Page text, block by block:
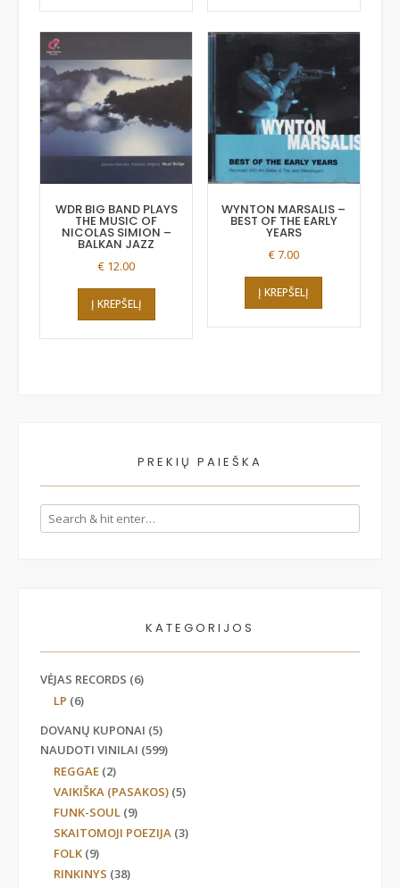
WDR BIG BAND PLAYS
THE MUSIC OF
NICOLAS SIMION –
BALKAN JAZZ
€ 12.00
Į KREPŠELĮ
WYNTON MARSALIS ‎–
BEST OF THE EARLY
YEARS
€7.00
Į KREPŠELĮ
PREKIŲ PAIEŠKA
KATEGORIJOS
VĖJAS RECORDS (6)
LP (6)
DOVANŲ KUPONAI (5)
NAUDOTI VINILAI (599)
REGGAE (2)
VAIKIŠKA (PASAKOS) (5)
FUNK-SOUL (9)
SKAITOMOJI POEZIJA (3)
FOLK (9)
RINKINYS (38)